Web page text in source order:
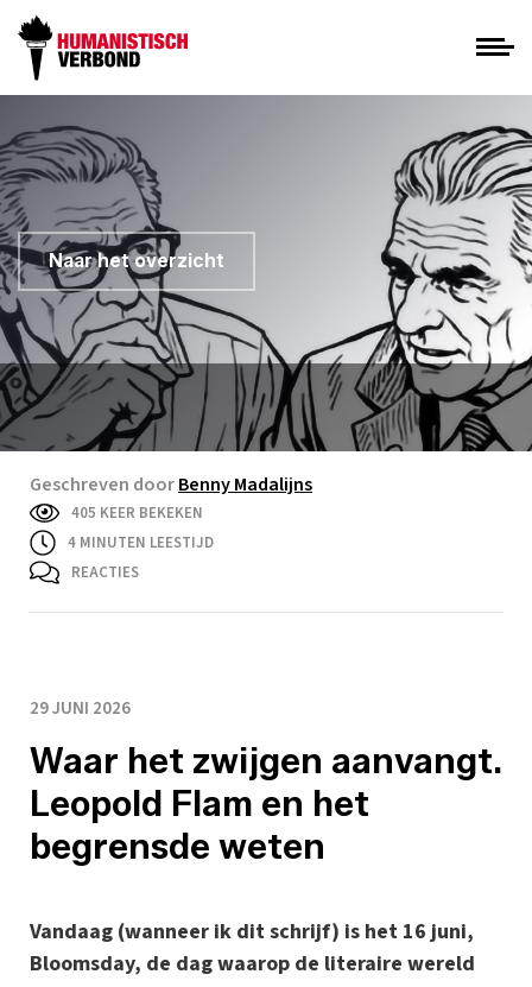
Naar het overzicht
Geschreven doorBenny Madalijns
405 KEER BEKEKEN
4 MINUTEN LEESTIJD
REACTIES
29 JUNI 2026
Waar het zwijgen aanvangt.
Leopold Flam en het
begrensde weten
Vandaag (wanneer ik dit schrijf) is het 16 juni,
Bloomsday, de dag waarop de literaire wereld